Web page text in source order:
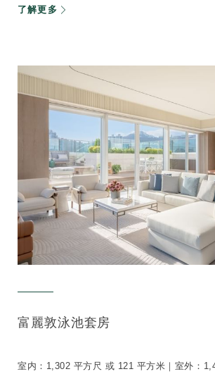
了解更多
富麗敦泳池套房
室内：1,302 平方尺 或 121 平方米｜室外：